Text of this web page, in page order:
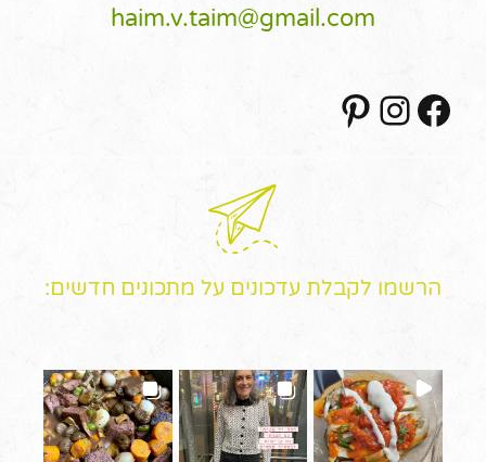
haim.v.taim@gmail.com
Facebook
Instagram
הרשמו לקבלת עדכונים על מתכונים חדשים: